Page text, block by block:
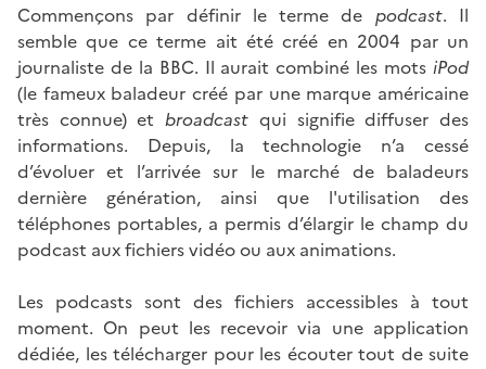
Commençons par définir le terme de podcast. Il
semble que ce terme ait été créé en 2004 par un
journaliste de la BBC. Il aurait combiné les mots iPod
(le fameux baladeur créé par une marque américaine
très connue) etbroadcast qui signifie diffuser des
informations. Depuis, la technologie n’a cessé
d’évoluer et l’arrivée sur le marché de baladeurs
dernière génération, ainsi que l'utilisation des
téléphones portables, a permis d’élargir le champ du
podcast aux fichiers vidéo ou aux animations.
Les podcasts sont des fichiers accessibles à tout
moment. On peut les recevoir via une application
dédiée, les télécharger pour les écouter tout de suite